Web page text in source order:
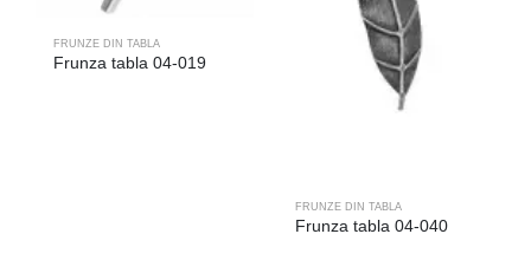
FRUNZE DIN TABLA
Frunza tabla 04-019
FRUNZE DIN TABLA
Frunza tabla 04-040